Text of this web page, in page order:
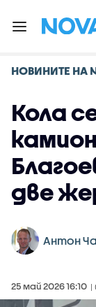
НОВИНИТЕ НА
Кола
две
Антон
25 май 2026 16:10 |